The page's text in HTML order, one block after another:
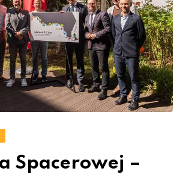
Spacerowej –